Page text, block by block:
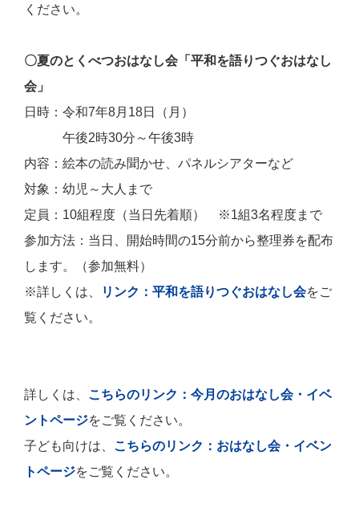
ください。
〇夏のとくべつおはなし会「平和を語りつぐおはなし
会」
日時：令和7年8月18日（月）
午後2時30分～午後3時
内容：絵本の読み聞かせ、パネルシアターなど
対象：幼児～大人まで
定員：10組程度（当日先着順） ※1組3名程度まで
参加方法：当日、開始時間の15分前から整理券を配布
します。
（参加無料）
※詳しくは、
リンク： 平和を語りつぐおはなし会をご
覧ください。
詳しくは、 こちらのリンク：今月のおはなし会・イベ
ントページをご覧ください。
子ども向けは、 こちらのリンク：おはなし会・イベン
トページをご覧ください。